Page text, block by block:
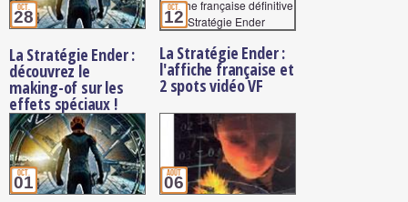
oct.
28
La Stratégie Ender :
découvrez le
making-of sur les
effets spéciaux !
oct.
12
La Stratégie Ender :
l'affiche française et
2 spots vidéo VF
oct.
01 août
06